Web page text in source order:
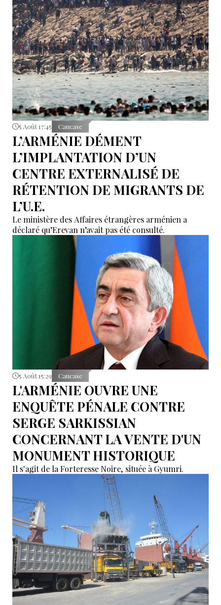
5 Août 17:45 Caucase
L’ARMÉNIE DÉMENT
L’IMPLANTATION D’UN
CENTRE EXTERNALISÉ DE
RÉTENTION DE MIGRANTS DE
L’U.E.
Le ministère des Affaires étrangères arménien a
déclaré qu’Erevan n’avait pas été consulté.
5 Août 15:29 Caucase
L'ARMÉNIE OUVRE UNE
ENQUÊTE PÉNALE CONTRE
SERGE SARKISSIAN
CONCERNANT LA VENTE D'UN
MONUMENT HISTORIQUE
Il s'agit de la Forteresse Noire, située à Gyumri.